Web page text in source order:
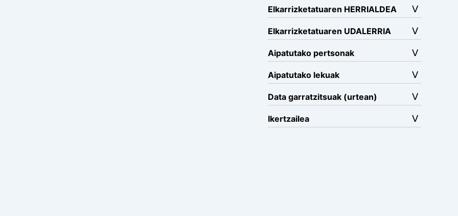
Elkarrizketatuaren HERRIALDEA
Elkarrizketatuaren UDALERRIA
Aipatutako pertsonak
Aipatutako lekuak
Data garratzitsuak (urtean)
Ikertzailea